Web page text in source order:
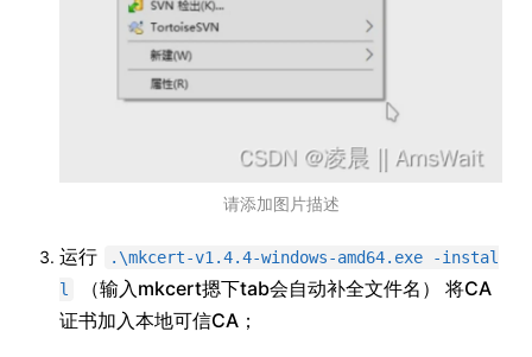
请添加图片描述
运行
.\mkcert-v1.4.4-windows-amd64.exe -instal
l
（输入mkcert摁下tab会自动补全文件名） 将CA
证书加入本地可信CA；